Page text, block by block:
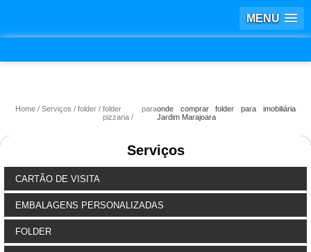
MENU
Home Serviços folder
folder para
pizzaria
onde comprar folder para imobiliária
Jardim Marajoara
Serviços
CARTÃO DE VISITA
EMBALAGENS PERSONALIZADAS
FOLDER